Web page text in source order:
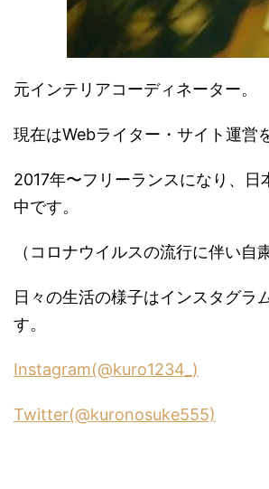
元インテリアコーディネーター。
現在はWebライター・サイト運営
2017年〜フリーランスになり、日
中です。
（コロナウイルスの流行に伴い自
日々の生活の様子はインスタグラ
す。
Instagram(@kuro1234_)
Twitter(@kuronosuke555)